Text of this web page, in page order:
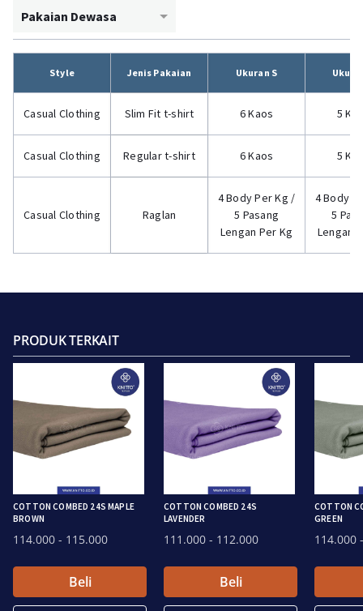
Pakaian Dewasa
Style Jenis Pakaian Ukuran S
Casual Clothing Slim Fit t-shirt 6 Kaos 5
Casual Clothing Regular t-shirt 6 Kaos 5
Casual Clothing Raglan
4 Body Per Kg /
5 Pasang
Lengan Per Kg
4 Body
5
Lengan
PRODUK TERKAIT
COTTON COMBED 24S MAPLE
BROWN
114.000 - 115.000
Beli
COTTON COMBED 24S
LAVENDER
111.000 - 112.000
Beli
COTTON
GREEN
114.000